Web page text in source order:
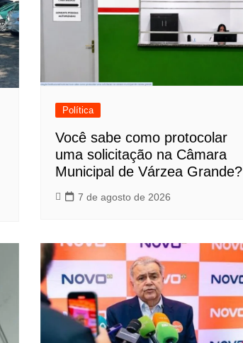
Política
Você sabe como protocolar
uma solicitação na Câmara
Municipal de Várzea Grande?
7 de agosto de 2026